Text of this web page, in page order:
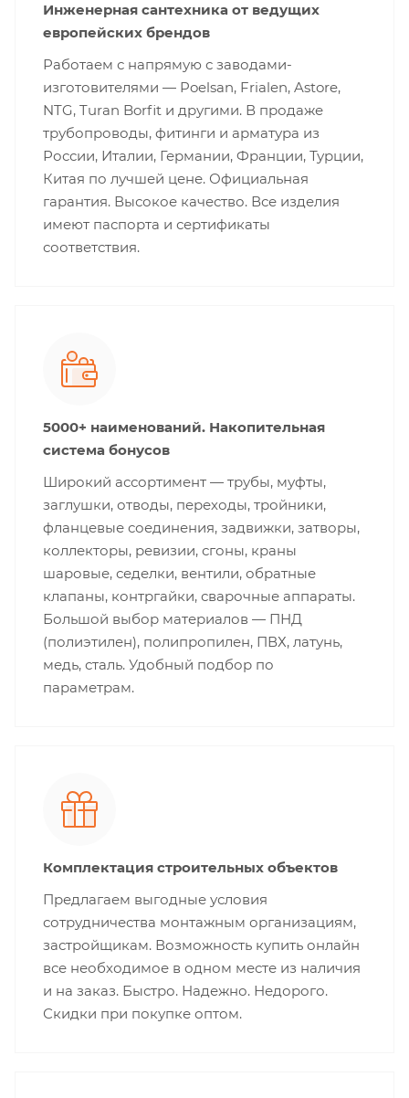
Инженерная сантехника от ведущих
европейских брендов
Работаем с напрямую с заводами-
изготовителями — Poelsan, Frialen, Astore,
NTG, Turan Borfit и другими. В продаже
трубопроводы, фитинги и арматура из
России, Италии, Германии, Франции, Турции,
Китая по лучшей цене. Официальная
гарантия. Высокое качество. Все изделия
имеют паспорта и сертификаты
соответствия.
5000+ наименований. Накопительная
система бонусов
Широкий ассортимент — трубы, муфты,
заглушки, отводы, переходы, тройники,
фланцевые соединения, задвижки, затворы,
коллекторы, ревизии, сгоны, краны
шаровые, седелки, вентили, обратные
клапаны, контргайки, сварочные аппараты.
Большой выбор материалов — ПНД
(полиэтилен), полипропилен, ПВХ, латунь,
медь, сталь. Удобный подбор по
параметрам.
Комплектация строительных объектов
Предлагаем выгодные условия
сотрудничества монтажным организациям,
застройщикам. Возможность купить онлайн
все необходимое в одном месте из наличия
и на заказ. Быстро. Надежно. Недорого.
Скидки при покупке оптом.